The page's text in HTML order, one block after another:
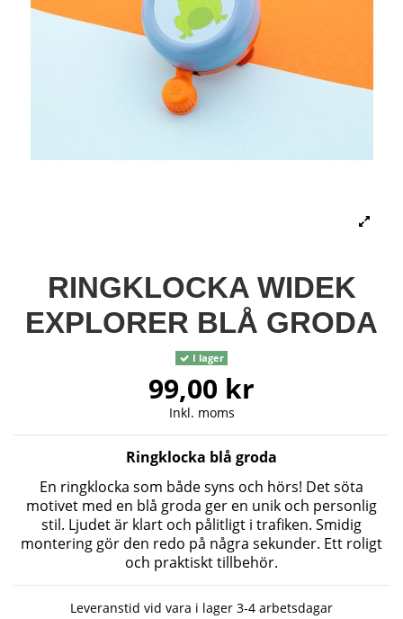
RINGKLOCKA WIDEK
EXPLORER BLÅ GRODA
I lager
99,00 kr
Inkl. moms
Ringklocka blå groda
En ringklocka som både syns och hörs! Det söta
motivet med en blå groda ger en unik och personlig
stil. Ljudet är klart och pålitligt i trafiken. Smidig
montering gör den redo på några sekunder. Ett roligt
och praktiskt tillbehör.
Leveranstid vid vara i lager 3-4 arbetsdagar